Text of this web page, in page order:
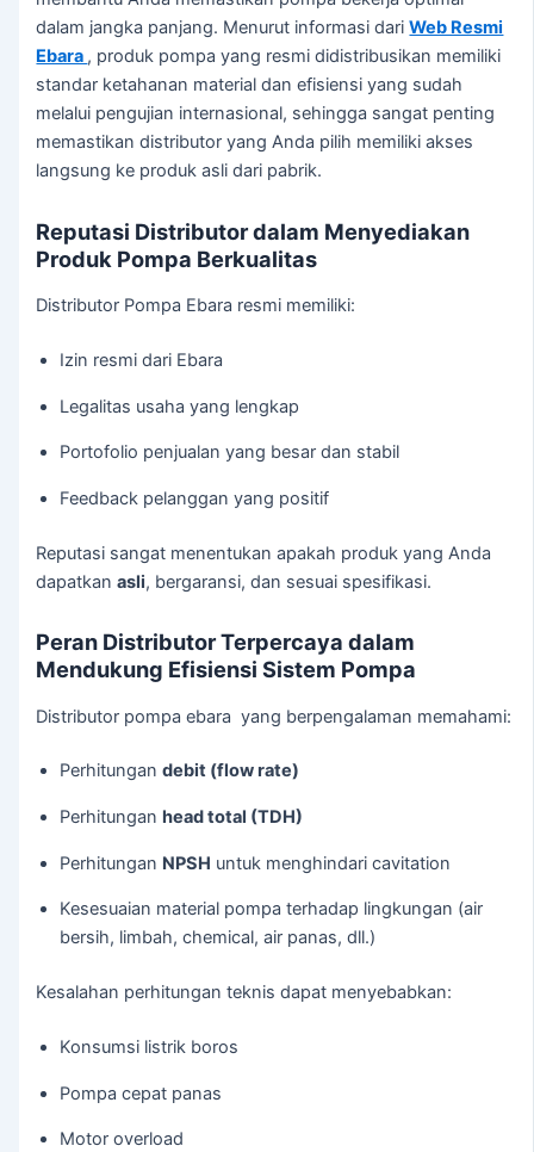
dalam jangka panjang. Menurut informasi dariWeb Resmi
Ebara , produk pompa yang resmi didistribusikan memiliki
standar ketahanan material dan efisiensi yang sudah
melalui pengujian internasional, sehingga sangat penting
memastikan distributor yang Anda pilih memiliki akses
langsung ke produk asli dari pabrik.
Reputasi Distributor dalam Menyediakan
Produk Pompa Berkualitas
Distributor Pompa Ebara resmi memiliki:
Izin resmi dari Ebara
Legalitas usaha yang lengkap
Portofolio penjualan yang besar dan stabil
Feedback pelanggan yang positif
Reputasi sangat menentukan apakah produk yang Anda
dapatkanasli, bergaransi, dan sesuai spesifikasi.
Peran Distributor Terpercaya dalam
Mendukung Efisiensi Sistem Pompa
Distributor pompa ebara yang berpengalaman memahami:
Perhitungandebit (flow rate)
Perhitunganhead total (TDH)
Perhitungan NPSH untuk menghindari cavitation
Kesesuaian material pompa terhadap lingkungan (air
bersih, limbah, chemical, air panas, dll.)
Kesalahan perhitungan teknis dapat menyebabkan:
Konsumsi listrik boros
Pompa cepat panas
Motor overload